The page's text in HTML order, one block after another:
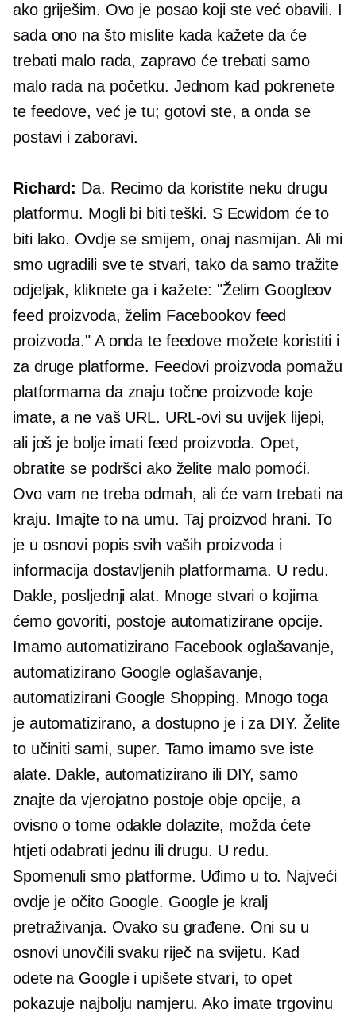
ako griješim. Ovo je posao koji ste već obavili. I
sada ono na što mislite kada kažete da će
trebati malo rada, zapravo će trebati samo
malo rada na početku. Jednom kad pokrenete
te feedove, već je tu; gotovi ste, a onda se
postavi i zaboravi.
Richard: Da. Recimo da koristite neku drugu
platformu. Mogli bi biti teški. S Ecwidom će to
biti lako. Ovdje se smijem, onaj nasmijan. Ali mi
smo ugradili sve te stvari, tako da samo tražite
odjeljak, kliknete ga i kažete: "Želim Googleov
feed proizvoda, želim Facebookov feed
proizvoda." A onda te feedove možete koristiti i
za druge platforme. Feedovi proizvoda pomažu
platformama da znaju točne proizvode koje
imate, a ne vaš URL. URL-ovi su uvijek lijepi,
ali još je bolje imati feed proizvoda. Opet,
obratite se podršci ako želite malo pomoći.
Ovo vam ne treba odmah, ali će vam trebati na
kraju. Imajte to na umu. Taj proizvod hrani. To
je u osnovi popis svih vaših proizvoda i
informacija dostavljenih platformama. U redu.
Dakle, posljednji alat. Mnoge stvari o kojima
ćemo govoriti, postoje automatizirane opcije.
Imamo automatizirano Facebook oglašavanje,
automatizirano Google oglašavanje,
automatizirani Google Shopping. Mnogo toga
je automatizirano, a dostupno je i za DIY. Želite
to učiniti sami, super. Tamo imamo sve iste
alate. Dakle, automatizirano ili DIY, samo
znajte da vjerojatno postoje obje opcije, a
ovisno o tome odakle dolazite, možda ćete
htjeti odabrati jednu ili drugu. U redu.
Spomenuli smo platforme. Uđimo u to. Najveći
ovdje je očito Google. Google je kralj
pretraživanja. Ovako su građene. Oni su u
osnovi unovčili svaku riječ na svijetu. Kad
odete na Google i upišete stvari, to opet
pokazuje najbolju namjeru. Ako imate trgovinu